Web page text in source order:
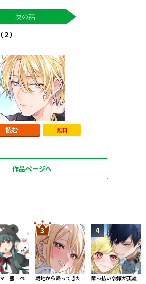
）
読む 無料
作品ページへ
熊 ベ
戦地から帰ってきた
酔っ払い令嬢が英雄